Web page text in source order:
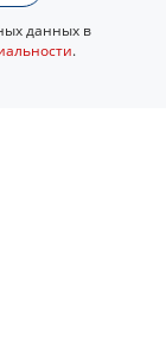
данных в
.